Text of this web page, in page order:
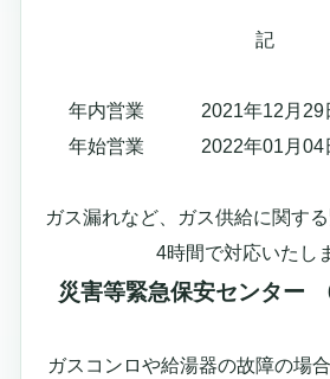
記
年内営業 2021年12月29
年始営業 2022年01月04
ガス漏れなど、ガス供給に関す
4時間で対応いたし
災害等緊急保安センター
ガスコンロや給湯器の故障の場